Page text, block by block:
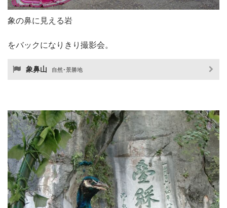
象の鼻に見える岩
をバックになりきり撮影会。
象鼻山 自然･景勝地